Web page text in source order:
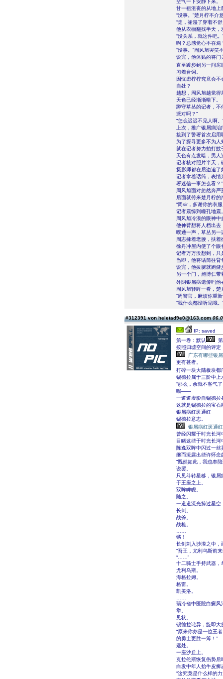
空气一下安静下来。
甘一祖沮丧的从地上
“没事。”楚月柠不介
“走，裙湿了穿着不
他从衣橱翻找半天，
“没关系，就这件吧
啊？总感觉心不在焉
“没事。”周风旭哭笑
说完，他体贴的将门
直至踱步到另一间房
习着台词。
因忧虑柠柠究竟会
自处？
越想，周风旭越觉得
天色已经渐渐暗下。
蹲守草丛的记者，不
派对吗？”
“怎么迟迟不见人啊。
上次，推广银屑病
接到了警署首次启用
为了探寻更多不为人
就在记者努力拍打蚊
天色有点发暗，男人
记者核对照片半天，
摄影师都在后边追了
记者拿着话筒，表情
署迷信一事怎么看？”
周风旭面对忽然奔
后面就传来楚月柠的
“周sir，多谢你的衣服
记者震惊到瞳孔地震
周风旭冷漠的眼神中
他伸臂想将人档出去
噗通一声，草丛另一
周志揉着老腰，扶着
徐丹冲屋内使了个眼
记者万万没想到，只
当即，他将话筒往
说完，他拔腿就跑健
另一个门，施博仁
外阴银屑病遗传吗他
周风旭转眸一看，
“周警官，麻烦你重
“我什么都没听见哦。
#312391 von heletad9e0@163.com
IP: saved
第一卷：默认
按照归墟空间的评定
广东有哪些银
更有甚者。
打碎一块大陆板块都
锡德拉属于三阶中上
“那么，余就不客气了
嗡——
一道道虚影自锡德拉
这就是锡德拉的宝石
银屑病红斑通红
锡德拉意志。
银屑病红斑通红
曾经闪耀于时光长
目睹这些于时光长河
陈逸双眸中闪过一丝
继而流露出些许怀念
“既然如此，我也奉
说罢。
只见斗转星移，银
于王座之上。
双眸睥睨。
随之。
一道道流光掠过星空
长剑。
战斧。
战枪。
锵！
长剑刺入沙漠之中，
“吾王，尤利乌斯前来
“……”
十二骑士手持武器，
尤利乌斯。
海格拉姆。
格雷。
凯美洛。
翡冷省中医院白癜风
举。
见状。
锡德拉诧异，旋即大
“原来你亦是一位王
的勇士更胜一筹！”
远处。
一座沙丘上。
克拉伦斯恢复伤势后
白发中年人抬牛皮癣
“这究竟是什么样的